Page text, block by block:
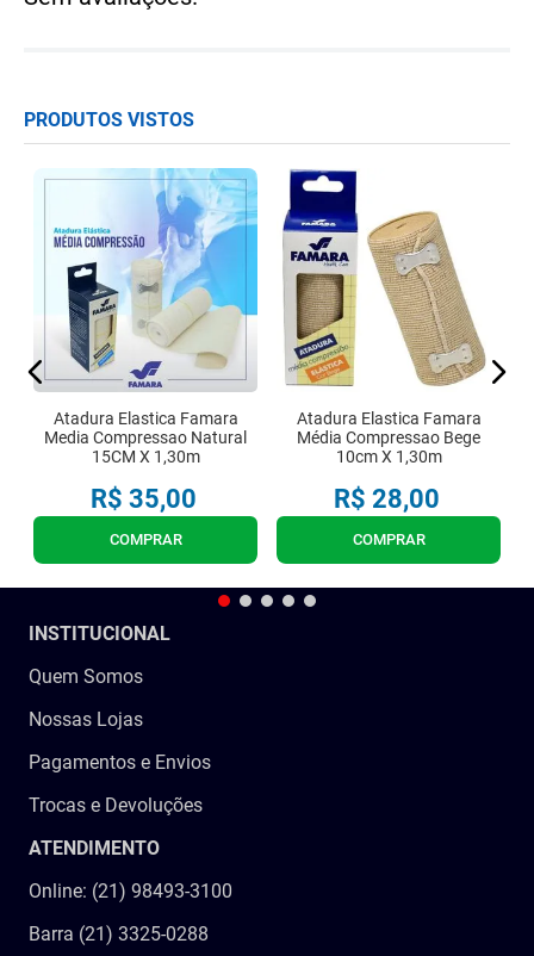
PRODUTOS VISTOS
Atadura Elastica Famara
Media Compressao Natural
15CM X 1,30m
R$ 35,00
COMPRAR
Atadura Elastica Famara
Média Compressao Bege
10cm X 1,30m
R$ 28,00
COMPRAR
INSTITUCIONAL
Quem Somos
Nossas Lojas
Pagamentos e Envios
Trocas e Devoluções
ATENDIMENTO
Online: (21) 98493-3100
Barra (21) 3325-0288